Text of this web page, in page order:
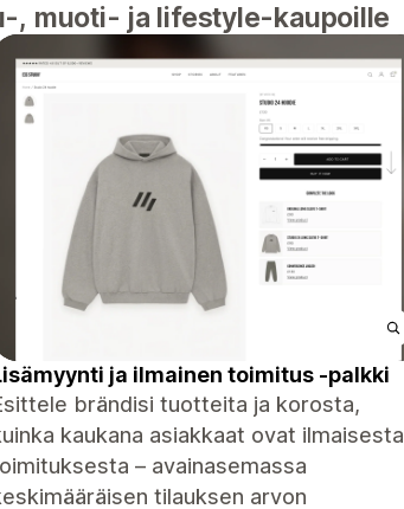
, muoti- ja lifestyle-kaupoille
ja ilmainen toimitus -palkki
brändisi tuotteita ja korosta,
kaukana asiakkaat ovat ilmaisesta
– avainasemassa
tilauksen arvon